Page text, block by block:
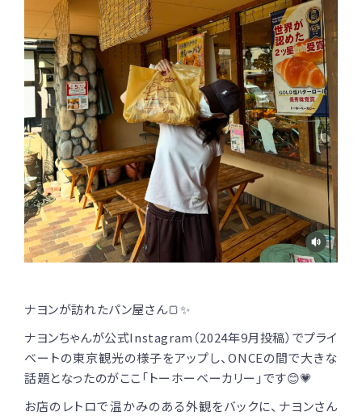
ナヨンが訪れたパン屋さん🍞✨
ナヨンちゃんが公式Instagram（2024年9月投稿）でプライ
ベートの東京観光の様子をアップし、ONCEの間で大きな
話題となったのがここ「トーホーベーカリー」です😊💗
お店のレトロで温かみのある外観をバックに、ナヨンさん